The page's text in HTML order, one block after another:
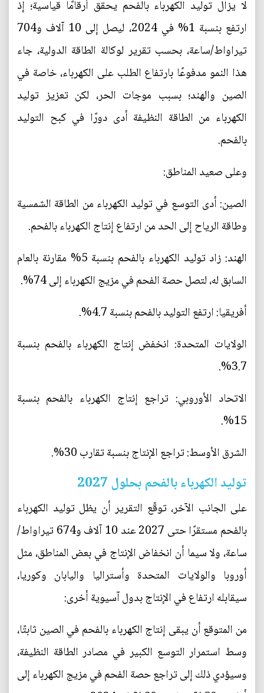
لا يزال توليد الكهرباء بالفحم يحقق أرقامًا قياسية؛ إذ
ارتفع بنسبة 1% في 2024، ليصل إلى 10 آلاف و704
تيراواط/ساعة، بحسب تقرير لوكالة الطاقة الدولية، جاء
هذا النمو مدفوعًا بارتفاع الطلب على الكهرباء، خاصة في
الصين والهند؛ بسبب موجات الحر، لكن تعزيز توليد
الكهرباء من الطاقة النظيفة أدى دورًا في كبح التوليد
بالفحم.
وعلى صعيد المناطق:
الصين: أدى التوسع في توليد الكهرباء من الطاقة الشمسية
وطاقة الرياح إلى الحد من ارتفاع إنتاج الكهرباء بالفحم.
الهند: زاد توليد الكهرباء بالفحم بنسبة 5% مقارنة بالعام
السابق له، لتصل حصة الفحم في مزيج الكهرباء إلى 74%.
أفريقيا: ارتفع التوليد بالفحم بنسبة 4.7%.
الولايات المتحدة: انخفض إنتاج الكهرباء بالفحم بنسبة
3.7%.
الاتحاد الأوروبي: تراجع إنتاج الكهرباء بالفحم بنسبة
15%.
الشرق الأوسط: تراجع الإنتاج بنسبة تقارب 30%.
توليد الكهرباء بالفحم بحلول 2027
على الجانب الآخر، توقّع التقرير أن يظل توليد الكهرباء
بالفحم مستقرًا حتى 2027 عند 10 آلاف و674 تيراواط/
ساعة، ولا سيما أن انخفاض الإنتاج في بعض المناطق، مثل
أوروبا والولايات المتحدة وأستراليا واليابان وكوريا،
سيقابله ارتفاع في الإنتاج بدول آسيوية أخرى:
من المتوقع أن يبقى إنتاج الكهرباء بالفحم في الصين ثابتًا،
وسط استمرار التوسع الكبير في مصادر الطاقة النظيفة،
وسيؤدي ذلك إلى تراجع حصة الفحم في مزيج الكهرباء إلى